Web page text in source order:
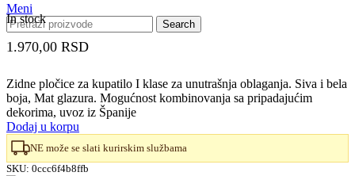
Meni
Search
In stock
1.970,00 RSD
Zidne pločice za kupatilo I klase za unutrašnja oblaganja. Siva i bela
boja, Mat glazura. Mogućnost kombinovanja sa pripadajućim
dekorima, uvoz iz Španije
Dodaj u korpu
NE može se slati kurirskim službama
SKU: 0ccc6f4b8ffb